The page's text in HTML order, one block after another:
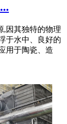
,因其独特的物理
于水中、良好的
用于陶瓷、造